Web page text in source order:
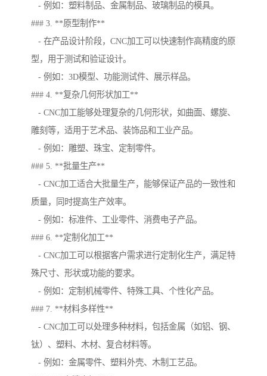
- 例如：塑料制品、金属制品、玻璃制品的模具。
### 3. **原型制作**
- 在产品设计阶段，CNC加工可以快速制作高精度的原
型，用于测试和验证设计。
- 例如：3D模型、功能测试件、展示样品。
### 4. **复杂几何形状加工**
- CNC加工能够处理复杂的几何形状，如曲面、螺旋、
雕刻等，适用于艺术品、装饰品和工业产品。
- 例如：雕塑、珠宝、定制零件。
### 5. **批量生产**
- CNC加工适合大批量生产，能够保证产品的一致性和
质量，同时提高生产效率。
- 例如：标准件、工业零件、消费电子产品。
### 6. **定制化加工**
- CNC加工可以根据客户需求进行定制化生产，满足特
殊尺寸、形状或功能的要求。
- 例如：定制机械零件、特殊工具、个性化产品。
### 7. **材料多样性**
- CNC加工可以处理多种材料，包括金属（如铝、钢、
钛）、塑料、木材、复合材料等。
- 例如：金属零件、塑料外壳、木制工艺品。